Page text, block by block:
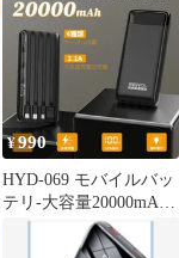
20000mAh
¥990
HYD-069 モバイルバッ
テリ-大容量20000mAh
全新品 iphone携帯